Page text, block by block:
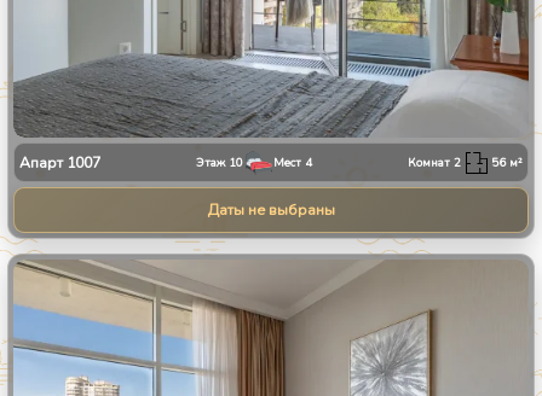
Апарт 1007 Этаж 10 Мест 4 Комнат2 56м²
Даты не выбраны